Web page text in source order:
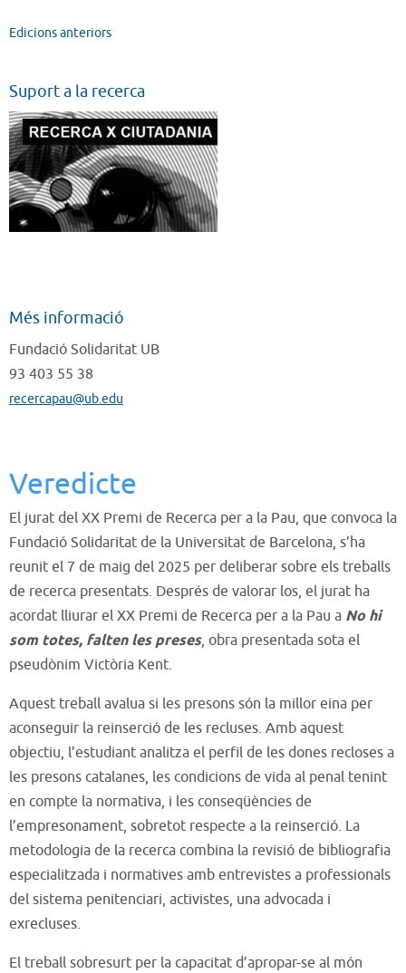
Edicions anteriors
Suport a la recerca
Més informació
Fundació Solidaritat UB
93 403 55 38
recercapau@ub.edu
Veredicte
El jurat del XX Premi de Recerca per a la Pau, que convoca la
Fundació Solidaritat de la Universitat de Barcelona, s’ha
reunit el 7 de maig del 2025 per deliberar sobre els treballs
de recerca presentats. Després de valorar los, el jurat ha
acordat lliurar el XX Premi de Recerca per a la Pau a No hi
som totes, falten les preses, obra presentada sota el
pseudònim Victòria Kent.
Aquest treball avalua si les presons són la millor eina per
aconseguir la reinserció de les recluses. Amb aquest
objectiu, l’estudiant analitza el perfil de les dones recloses a
les presons catalanes, les condicions de vida al penal tenint
en compte la normativa, i les conseqüències de
l’empresonament, sobretot respecte a la reinserció. La
metodologia de la recerca combina la revisió de bibliografia
especialitzada i normatives amb entrevistes a professionals
del sistema penitenciari, activistes, una advocada i
exrecluses.
El treball sobresurt per la capacitat d’apropar-se al món